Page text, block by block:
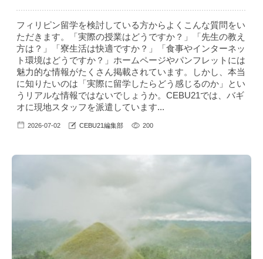
フィリピン留学を検討している方からよくこんな質問をい
ただきます。「実際の授業はどうですか？」「先生の教え
方は？」「寮生活は快適ですか？」「食事やインターネッ
ト環境はどうですか？」ホームページやパンフレットには
魅力的な情報がたくさん掲載されています。しかし、本当
に知りたいのは「実際に留学したらどう感じるのか」とい
うリアルな情報ではないでしょうか。CEBU21では、バギ
オに現地スタッフを派遣しています...
2026-07-02 CEBU21編集部 200